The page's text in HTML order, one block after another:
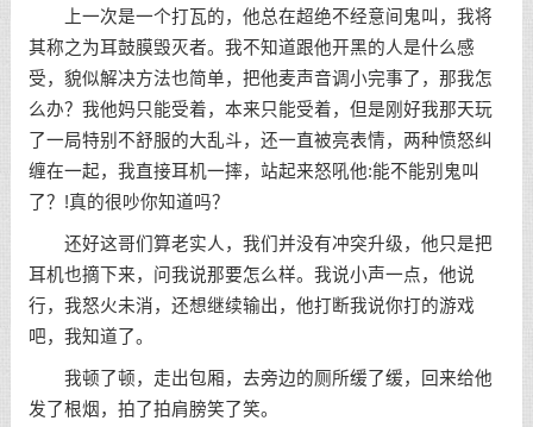
上一次是一个打瓦的，他总在超绝不经意间鬼叫，我将
其称之为耳鼓膜毁灭者。我不知道跟他开黑的人是什么感
受，貌似解决方法也简单，把他麦声音调小完事了，那我怎
么办？我他妈只能受着，本来只能受着，但是刚好我那天玩
了一局特别不舒服的大乱斗，还一直被亮表情，两种愤怒纠
缠在一起，我直接耳机一摔，站起来怒吼他:能不能别鬼叫
了？!真的很吵你知道吗？
还好这哥们算老实人，我们并没有冲突升级，他只是把
耳机也摘下来，问我说那要怎么样。我说小声一点，他说
行，我怒火未消，还想继续输出，他打断我说你打的游戏
吧，我知道了。
我顿了顿，走出包厢，去旁边的厕所缓了缓，回来给他
发了根烟，拍了拍肩膀笑了笑。